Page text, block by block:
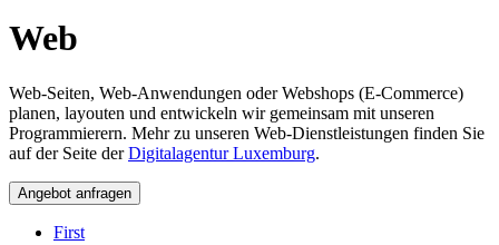
Web
Web-Seiten, Web-Anwendungen oder Webshops (E-Commerce)
planen, layouten und entwickeln wir gemeinsam mit unseren
Programmierern. Mehr zu unseren Web-Dienstleistungen finden Sie
auf der Seite derDigitalagentur Luxemburg.
Angebot anfragen
First